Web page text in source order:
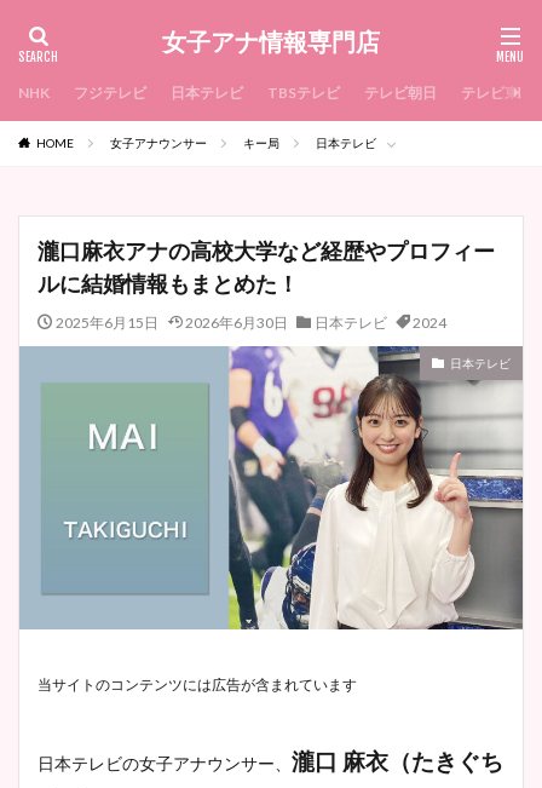
女子アナ情報専門店
NHK フジテレビ 日本テレビ TBSテレビ テレビ朝日 テレビ東京
HOME 女子アナウンサー キー局 日本テレビ
瀧口麻衣アナの高校大学など経歴やプロフィー
ルに結婚情報もまとめた！
2025年6月15日 2026年6月30日 日本テレビ 2024
日本テレビ
当サイトのコンテンツには広告が含まれています
日本テレビの女子アナウンサー、 瀧口 麻衣（たきぐち